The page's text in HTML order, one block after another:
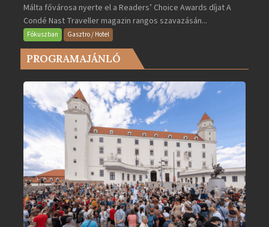
lett
Európa
legjobb
városa
2025-
bejegyzéshez
Málta fővárosa nyerte el a Readers’ Choice Awards díjat A
Condé Nast Traveller magazin rangos szavazásán...
Fókuszban Gasztro / Hotel
PROGRAMAJÁNLÓ